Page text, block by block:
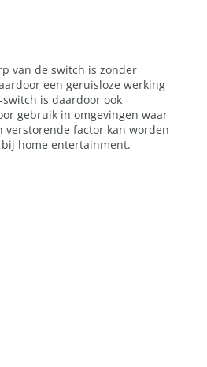
van de switch is zonder
een geruisloze werking
is daardoor ook
gebruik in omgevingen waar
verstorende factor kan worden
home entertainment.